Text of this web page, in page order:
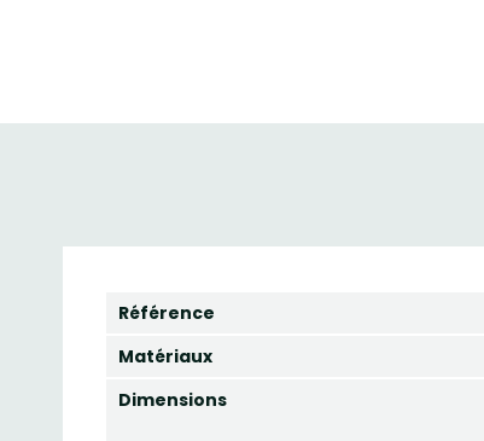
Référence
Matériaux
Dimensions